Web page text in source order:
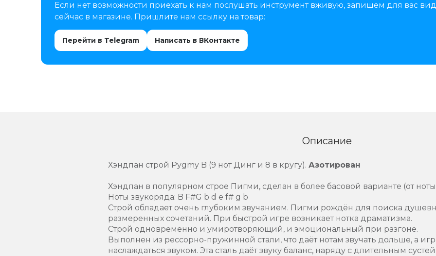
Если нет возможности приехать к нам послушать инструмент вживую, запишем для вас
сейчас в магазине. Пришлите нам ссылку на товар:
Перейти в Telegram Написать в ВКонтакте
Описание
Хэндпан строй Pygmy B (9 нот Динг и 8 в кругу). Азотирован
Хэндпан в популярном строе Пигми, сделан в более басовой варианте (от
Ноты звукоряда: B F#G b d e f# g b
Строй обладает очень глубоким звучанием. Пигми рождён для поиска
размеренных сочетаний. При быстрой игре возникает нотка драматизма.
Строй одновременно и умиротворяющий, и эмоциональный при разгоне.
Выполнен из рессорно-пружинной стали, что даёт нотам звучать дольше, а
наслаждаться звуком. Эта сталь даёт звуку баланс, наряду с длительным